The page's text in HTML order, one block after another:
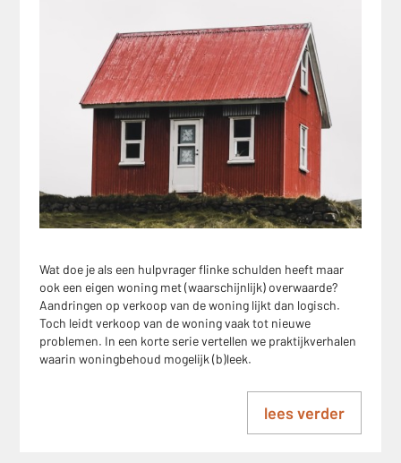
Wat doe je als een hulpvrager flinke schulden heeft maar
ook een eigen woning met (waarschijnlijk) overwaarde?
Aandringen op verkoop van de woning lijkt dan logisch.
Toch leidt verkoop van de woning vaak tot nieuwe
problemen. In een korte serie vertellen we praktijkverhalen
waarin woningbehoud mogelijk (b)leek.
lees verder